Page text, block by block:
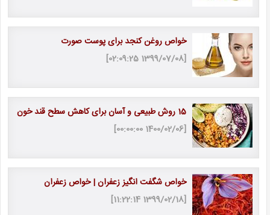
خواص روغن کنجد برای پوست صورت
[1399/07/08 02:09:25]
15 روش طبیعی و آسان برای کاهش سطح قند خون
[1400/02/06 00:00:00]
خواص شگفت انگیز زعفران | خواص زعفران
[1399/02/18 11:22:14]